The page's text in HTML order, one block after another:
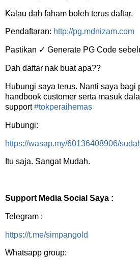
Kalau dah faham boleh terus daftar.
Pendaftaran: http://pg.mdnizam.com
Pastikan ✓ Generate PG Code
Dah daftar nak buat apa??
Hubungi saya terus. Nanti saya bagi
handbook customer serta masuk
support#tokperaihemas
Hubungi:
https://wasap.my/60136408906/
Itu saja. Sangat Mudah.
Support Media Social Saya :
Telegram :
https://t.me/simpangold
Whatsapp group: